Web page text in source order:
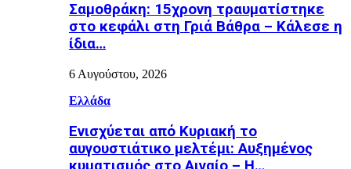
Σαμοθράκη: 15χρονη τραυματίστηκε
στο κεφάλι στη Γριά Βάθρα – Κάλεσε η
ίδια…
6 Αυγούστου, 2026
Ελλάδα
Ενισχύεται από Κυριακή το
αυγουστιάτικο μελτέμι: Αυξημένος
κυματισμός στο Αιγαίο – Η…